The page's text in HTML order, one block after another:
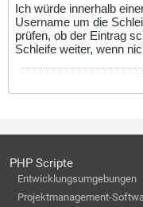
Ich würde innerhalb
Username um die
prüfen, ob der Eintrag
Schleife weiter, wenn
PHP Scripte
Entwicklungsumgebungen
Projektmanagement-